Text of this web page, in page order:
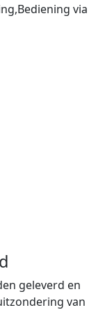
via
geleverd en
van